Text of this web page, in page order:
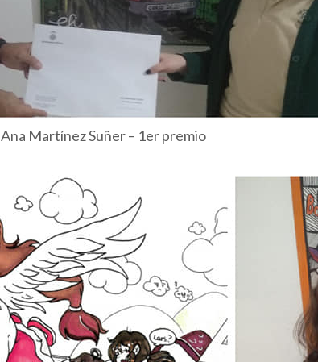
Ana Martínez Suñer – 1er premio